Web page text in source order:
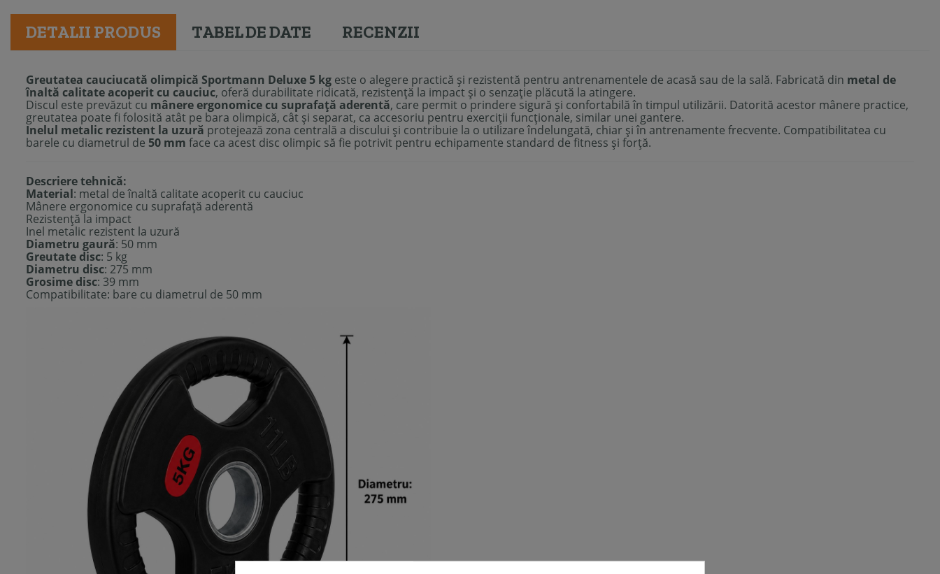
DETALII PRODUS TABEL DE DATE RECENZII
Greutatea cauciucată olimpică Sportmann Deluxe 5 kg este o alegere practică și rezistentă pentru antrenamentele de acasă sau de la sală. Fabricată din metal de
înaltă calitate acoperit cu cauciuc, oferă durabilitate ridicată, rezistență la impact și o senzație plăcută la atingere.
Discul este prevăzut cu mânere ergonomice cu suprafață aderentă, care permit o prindere sigură și confortabilă în timpul utilizării. Datorită acestor mânere practice,
greutatea poate fi folosită atât pe bara olimpică, cât și separat, ca accesoriu pentru exerciții funcționale, similar unei gantere.
Inelul metalic rezistent la uzură protejează zona centrală a discului și contribuie la o utilizare îndelungată, chiar și în antrenamente frecvente. Compatibilitatea cu
barele cu diametrul de 50 mm face ca acest disc olimpic să fie potrivit pentru echipamente standard de fitness și forță.
Descriere tehnică:
Material: metal de înaltă calitate acoperit cu cauciuc
Mânere ergonomice cu suprafață aderentă
Rezistență la impact
Inel metalic rezistent la uzură
Diametru gaură: 50 mm
Greutate disc: 5 kg
Diametru disc: 275 mm
Grosime disc: 39 mm
Compatibilitate: bare cu diametrul de 50 mm